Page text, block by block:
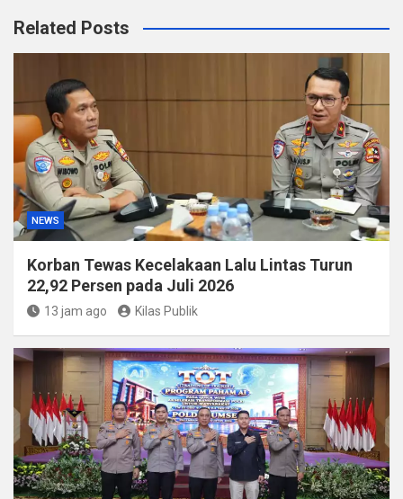
Related Posts
NEWS
Korban Tewas Kecelakaan Lalu Lintas Turun
22,92 Persen pada Juli 2026
13 jam ago Kilas Publik